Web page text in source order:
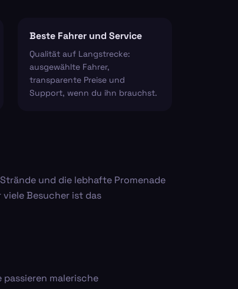
Beste Fahrer und Service
Qualität auf Langstrecke:
ausgewählte Fahrer,
transparente Preise und
Support, wenn du ihn brauchst.
und die lebhafte Promenade
Besucher ist das
malerische